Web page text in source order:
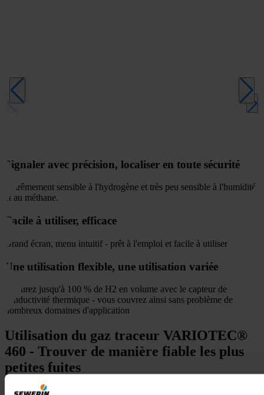
Signaler avec précision, localiser en toute sécurité
Extrêmement sensible à l'hydrogène et très peu sensible à l'humidité
et au méthane.
Facile à utiliser, efficace
Grand écran, menu intuitif - prêt à l'emploi et facile à utiliser
Une utilisation flexible, une utilisation variée
Mesurez jusqu'à 100 % de H2 en volume avec le capteur de
conductivité thermique - vous couvrez ainsi sans problème de
nombreux domaines d'application
Utilisation du gaz traceur VARIOTEC®
460 - Trouver de manière fiable les plus
petites fuites
Le gaz traceur VARIOTEC® 460 vous offre un procédé éprouvé